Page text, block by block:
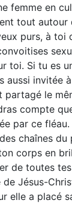
femme en
tout autour
purs, à toi
toi. Si tu es
aussi invitée
partagé le
compte
par ce
chaînes du
corps en
de toutes
Jésus-
elle a placé